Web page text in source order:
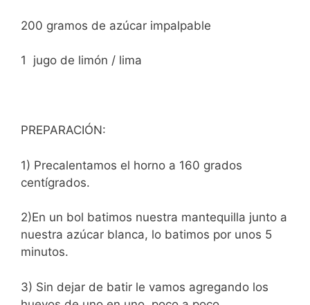
200 gramos de azúcar impalpable
1 jugo de limón / lima
PREPARACIÓN:
1) Precalentamos el horno a 160 grados
centígrados.
2)En un bol batimos nuestra mantequilla junto a
nuestra azúcar blanca, lo batimos por unos 5
minutos.
3) Sin dejar de batir le vamos agregando los